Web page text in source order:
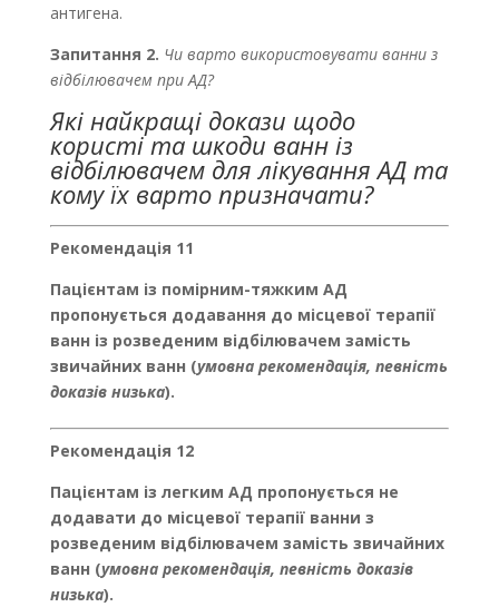
антигена.
Запитання 2. Чи варто використовувати ванни з
відбілювачем при АД?
Які найкращі докази щодо
користі та шкоди ванн із
відбілювачем для лікування AД та
кому їх варто призначати?
Рекомендація 11
Пацієнтам із помірним-тяжким АД
пропонується додавання до місцевої терапії
ванн із розведеним відбілювачем замість
звичайних ванн (умовна рекомендація, певність
доказів низька).
Рекомендація 12
Пацієнтам із легким АД пропонується не
додавати до місцевої терапії ванни з
розведеним відбілювачем замість звичайних
ванн (умовна рекомендація, певність доказів
низька).